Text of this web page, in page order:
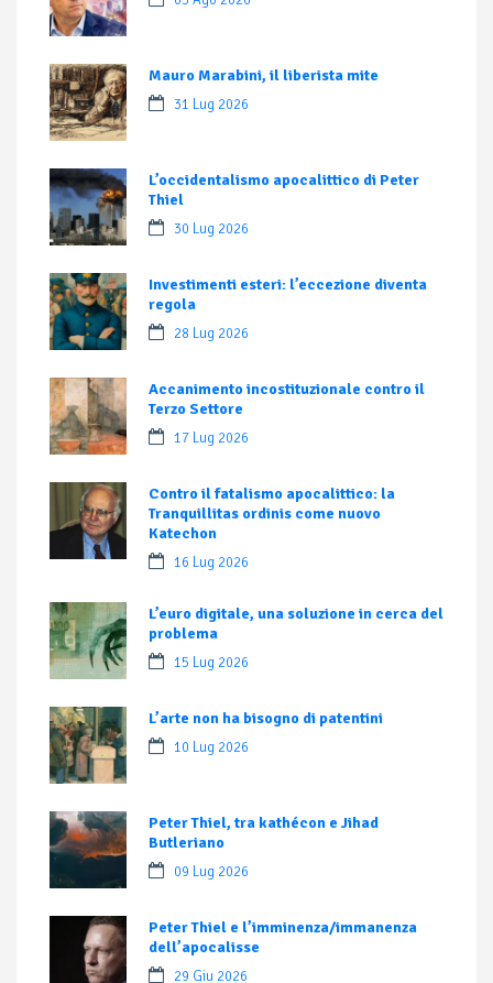
Mauro Marabini, il liberista mite
31 Lug 2026
L’occidentalismo apocalittico di Peter
Thiel
30 Lug 2026
Investimenti esteri: l’eccezione diventa
regola
28 Lug 2026
Accanimento incostituzionale contro il
Terzo Settore
17 Lug 2026
Contro il fatalismo apocalittico: la
Tranquillitas ordinis come nuovo
Katechon
16 Lug 2026
L’euro digitale, una soluzione in cerca del
problema
15 Lug 2026
L’arte non ha bisogno di patentini
10 Lug 2026
Peter Thiel, tra kathécon e Jihad
Butleriano
09 Lug 2026
Peter Thiel e l’imminenza/immanenza
dell’apocalisse
29 Giu 2026